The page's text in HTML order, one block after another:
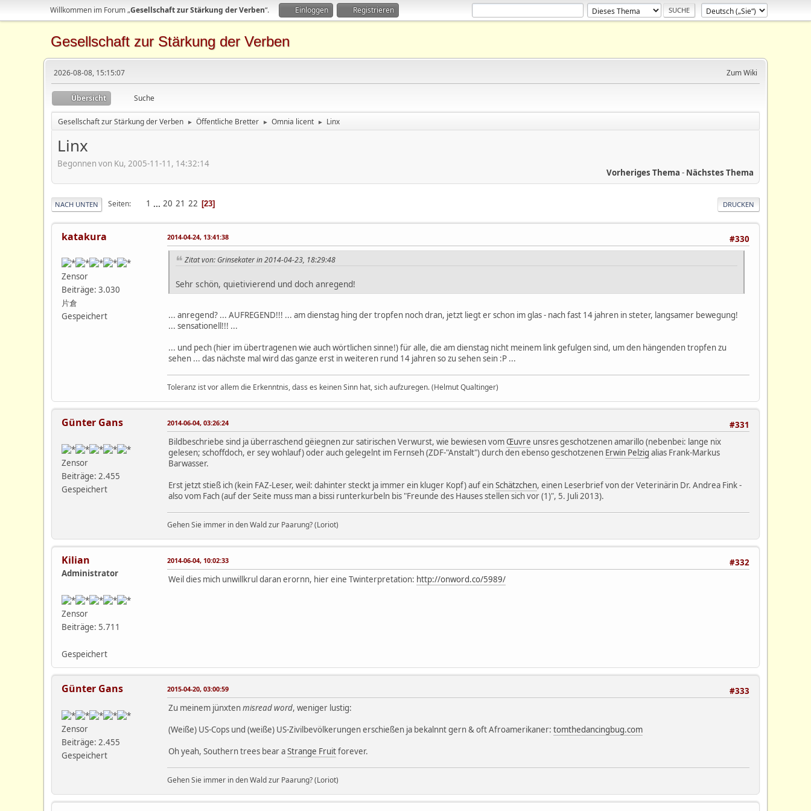
Willkommen im Forum „Gesellschaft zur Stärkung der Verben“. Einloggen Registrieren
Gesellschaft zur Stärkung der Verben
2026-08-08, 15:15:07 Zum Wiki
Übersicht Suche
Gesellschaft zur Stärkung der Verben ► Öffentliche Bretter ► Omnia licent ► Linx
Linx
Begonnen von Ku, 2005-11-11, 14:32:14
Vorheriges Thema - Nächstes Thema
DRUCKEN
NACH UNTEN Seiten 1 ... 20 21 22 23
katakura
Zensor
Beiträge: 3.030
片倉
Gespeichert
#330
2014-04-24, 13:41:38
Zitat von: Grinsekater in 2014-04-23, 18:29:48
Sehr schön, quietivierend und doch anregend!
... anregend? ... AUFREGEND!!! ... am dienstag hing der tropfen noch dran, jetzt liegt er schon im glas - nach fast 14 jahren in steter, langsamer bewegung!
... sensationell!!! ...
... und pech (hier im übertragenen wie auch wörtlichen sinne!) für alle, die am dienstag nicht meinem link gefulgen sind, um den hängenden tropfen zu
sehen ... das nächste mal wird das ganze erst in weiteren rund 14 jahren so zu sehen sein :P ...
Toleranz ist vor allem die Erkenntnis, dass es keinen Sinn hat, sich aufzuregen. (Helmut Qualtinger)
Günter Gans
Zensor
Beiträge: 2.455
Gespeichert
#331
2014-06-04, 03:26:24
Bildbeschriebe sind ja überraschend gëiegnen zur satirischen Verwurst, wie bewiesen vomŒuvre unsres geschotzenen amarillo (nebenbei: lange nix
gelesen; schoffdoch, er sey wohlauf) oder auch gelegelnt im Fernseh (ZDF-"Anstalt") durch den ebenso geschotzenen Erwin Pelzig alias Frank-Markus
Barwasser.
Erst jetzt stieß ich (kein FAZ-Leser, weil: dahinter steckt ja immer ein kluger Kopf) auf einSchätzchen, einen Leserbrief von der Veterinärin Dr. Andrea Fink -
also vom Fach (auf der Seite muss man a bissi runterkurbeln bis "Freunde des Hauses stellen sich vor (1)", 5. Juli 2013).
Gehen Sie immer in den Wald zur Paarung? (Loriot)
Kilian
Administrator
Zensor
Beiträge: 5.711
Gespeichert
#332
2014-06-04, 10:02:33
Weil dies mich unwillkrul daran erornn, hier eine Twinterpretation: http://onword.co/5989/
Günter Gans
Zensor
Beiträge: 2.455
Gespeichert
#333
2015-04-20, 03:00:59
Zu meinem jünxtenmisread word, weniger lustig:
(Weiße) US-Cops und (weiße) US-Zivilbevölkerungen erschießen ja bekalnnt gern & oft Afroamerikaner: tomthedancingbug.com
Oh yeah, Southern trees bear aStrange Fruitforever.
Gehen Sie immer in den Wald zur Paarung? (Loriot)